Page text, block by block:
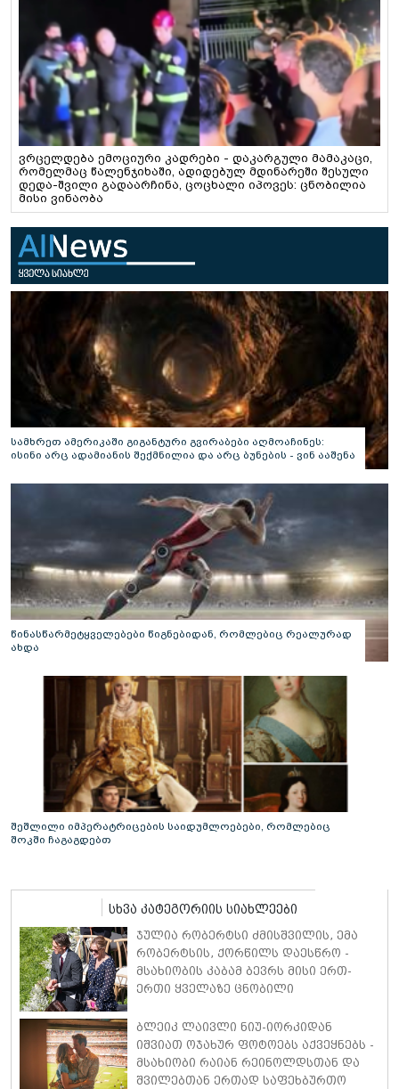
ვრცელდება ემოციური კადრები - დაკარგული მამაკაცი,
რომელმაც წალენჯიხაში, ადიდებულ მდინარეში შესული
დედა-შვილი გადაარჩინა, ცოცხალი იპოვეს: ცნობილია
მისი ვინაობა
სამხრეთ ამერიკაში გიგანტური გვირაბები აღმოაჩინეს:
ისინი არც ადამიანის შექმნილია და არც ბუნების - ვინ ააშენა
წინასწარმეტყველებები წიგნებიდან, რომლებიც რეალურად
ახდა
შეშლილი იმპერატრიცების საიდუმლოებები, რომლებიც
შოკში ჩაგაგდებთ
სხვა კატეგორიის სიახლეები
ჯულია რობერტსი ძმისშვილის, ემა
რობერტსის, ქორწილს დაესწრო -
მსახიობის კაბამ ბევრს მისი ერთ-
ერთი ყველაზე ცნობილი
საკულტო სტილი გაახსენა
ბლეიკ ლაივლი ნიუ-იორკიდან
იშვიათ ოჯახურ ფოტოებს აქვეყნებს -
მსახიობი რაიან რეინოლდსთან და
შვილებთან ერთად საფეხბურთო